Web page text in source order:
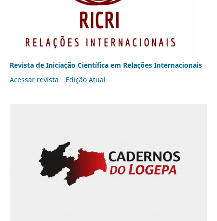
Revista de Iniciação Científica em Relações Internacionais
Acessar revista
Edição Atual